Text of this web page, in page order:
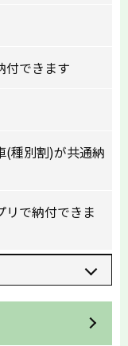
付できます
(種別割)が共通納
リで納付できま